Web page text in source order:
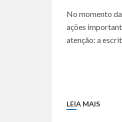
No momento
ações
atenção: a
LEIA MAIS